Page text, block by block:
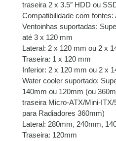
traseira 2 x 3.5″ HDD ou
Compatibilidade com fontes:
Ventoinhas suportadas:
até 3 x 120 mm
Lateral: 2 x 120 mm ou 2 x
Traseira: 1 x 120 mm
Inferior: 2 x 120 mm ou 2 x
Water cooler suportado:
140mm ou 120mm (ou
traseira Micro-ATX/Mini-
para Radiadores 360mm)
Lateral: 280mm, 240mm,
Traseira: 120mm